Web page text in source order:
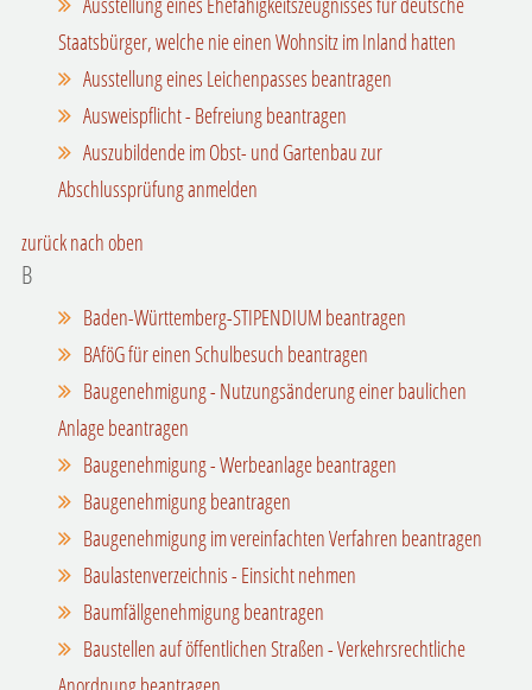
Staatsbürger, welche nie einen Wohnsitz im Inland hatten
Ausstellung eines Leichenpasses beantragen
Ausweispflicht - Befreiung beantragen
Auszubildende im Obst- und Gartenbau zur
Abschlussprüfung anmelden
zurück nach oben
B
Baden-Württemberg-STIPENDIUM beantragen
BAföG für einen Schulbesuch beantragen
Baugenehmigung - Nutzungsänderung einer baulichen
Anlage beantragen
Baugenehmigung - Werbeanlage beantragen
Baugenehmigung beantragen
Baugenehmigung im vereinfachten Verfahren beantragen
Baulastenverzeichnis - Einsicht nehmen
Baumfällgenehmigung beantragen
Baustellen auf öffentlichen Straßen - Verkehrsrechtliche